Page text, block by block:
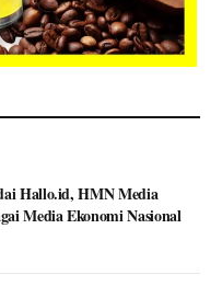
Hallo.id, HMN Media
Media Ekonomi Nasional